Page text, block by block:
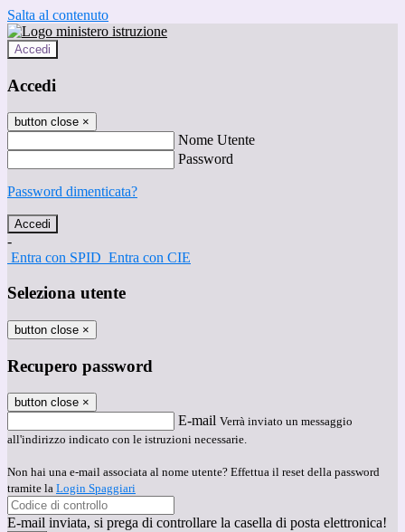
Salta al contenuto
Accedi
Accedi
button close ×
Nome Utente
Password
Password dimenticata?
-
Entra con SPID Entra con CIE
Seleziona utente
button close ×
Recupero password
button close ×
E-mail Verrà inviato un messaggio
all'indirizzo indicato con le istruzioni necessarie.
Non hai una e-mail associata al nome utente? Effettua il reset della password
tramite la Login Spaggiari
E-mail inviata, si prega di controllare la casella di posta elettronica!